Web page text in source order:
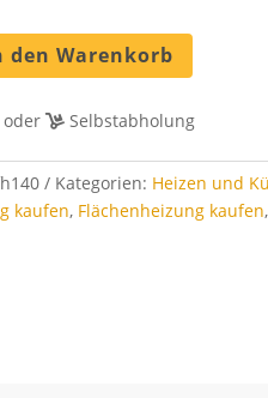
den Warenkorb
Selbstabholung
Kategorien: Heizen und
kaufen, Flächenheizung kaufen,